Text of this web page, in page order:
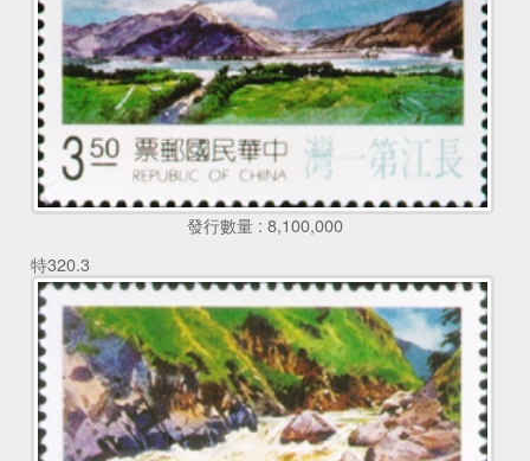
發行數量 : 8,100,000
特320.3